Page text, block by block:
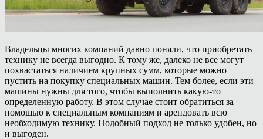
Владельцы многих компаний давно поняли, что приобретать
технику не всегда выгодно. К тому же, далеко не все могут
похвастаться наличием крупных сумм, которые можно
пустить на покупку специальных машин. Тем более, если эти
машины нужны для того, чтобы выполнить какую-то
определенную работу. В этом случае стоит обратиться за
помощью к специальным компаниям и арендовать всю
необходимую технику. Подобный подход не только удобен, но
и выгоден.